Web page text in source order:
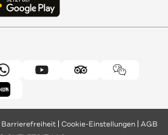
Barrierefreiheit Cookie-Einstellungen AGB